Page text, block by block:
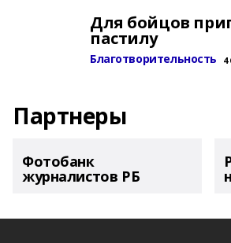
Для бойцов
пастилу
Благотворительность 4
Партнеры
Фотобанк
журналистов РБ